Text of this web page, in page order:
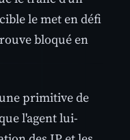
le met en défi
bloqué en
primitive de
l'agent lui-